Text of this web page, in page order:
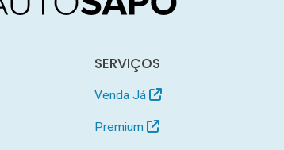
SERVIÇOS
Venda Já
Premium